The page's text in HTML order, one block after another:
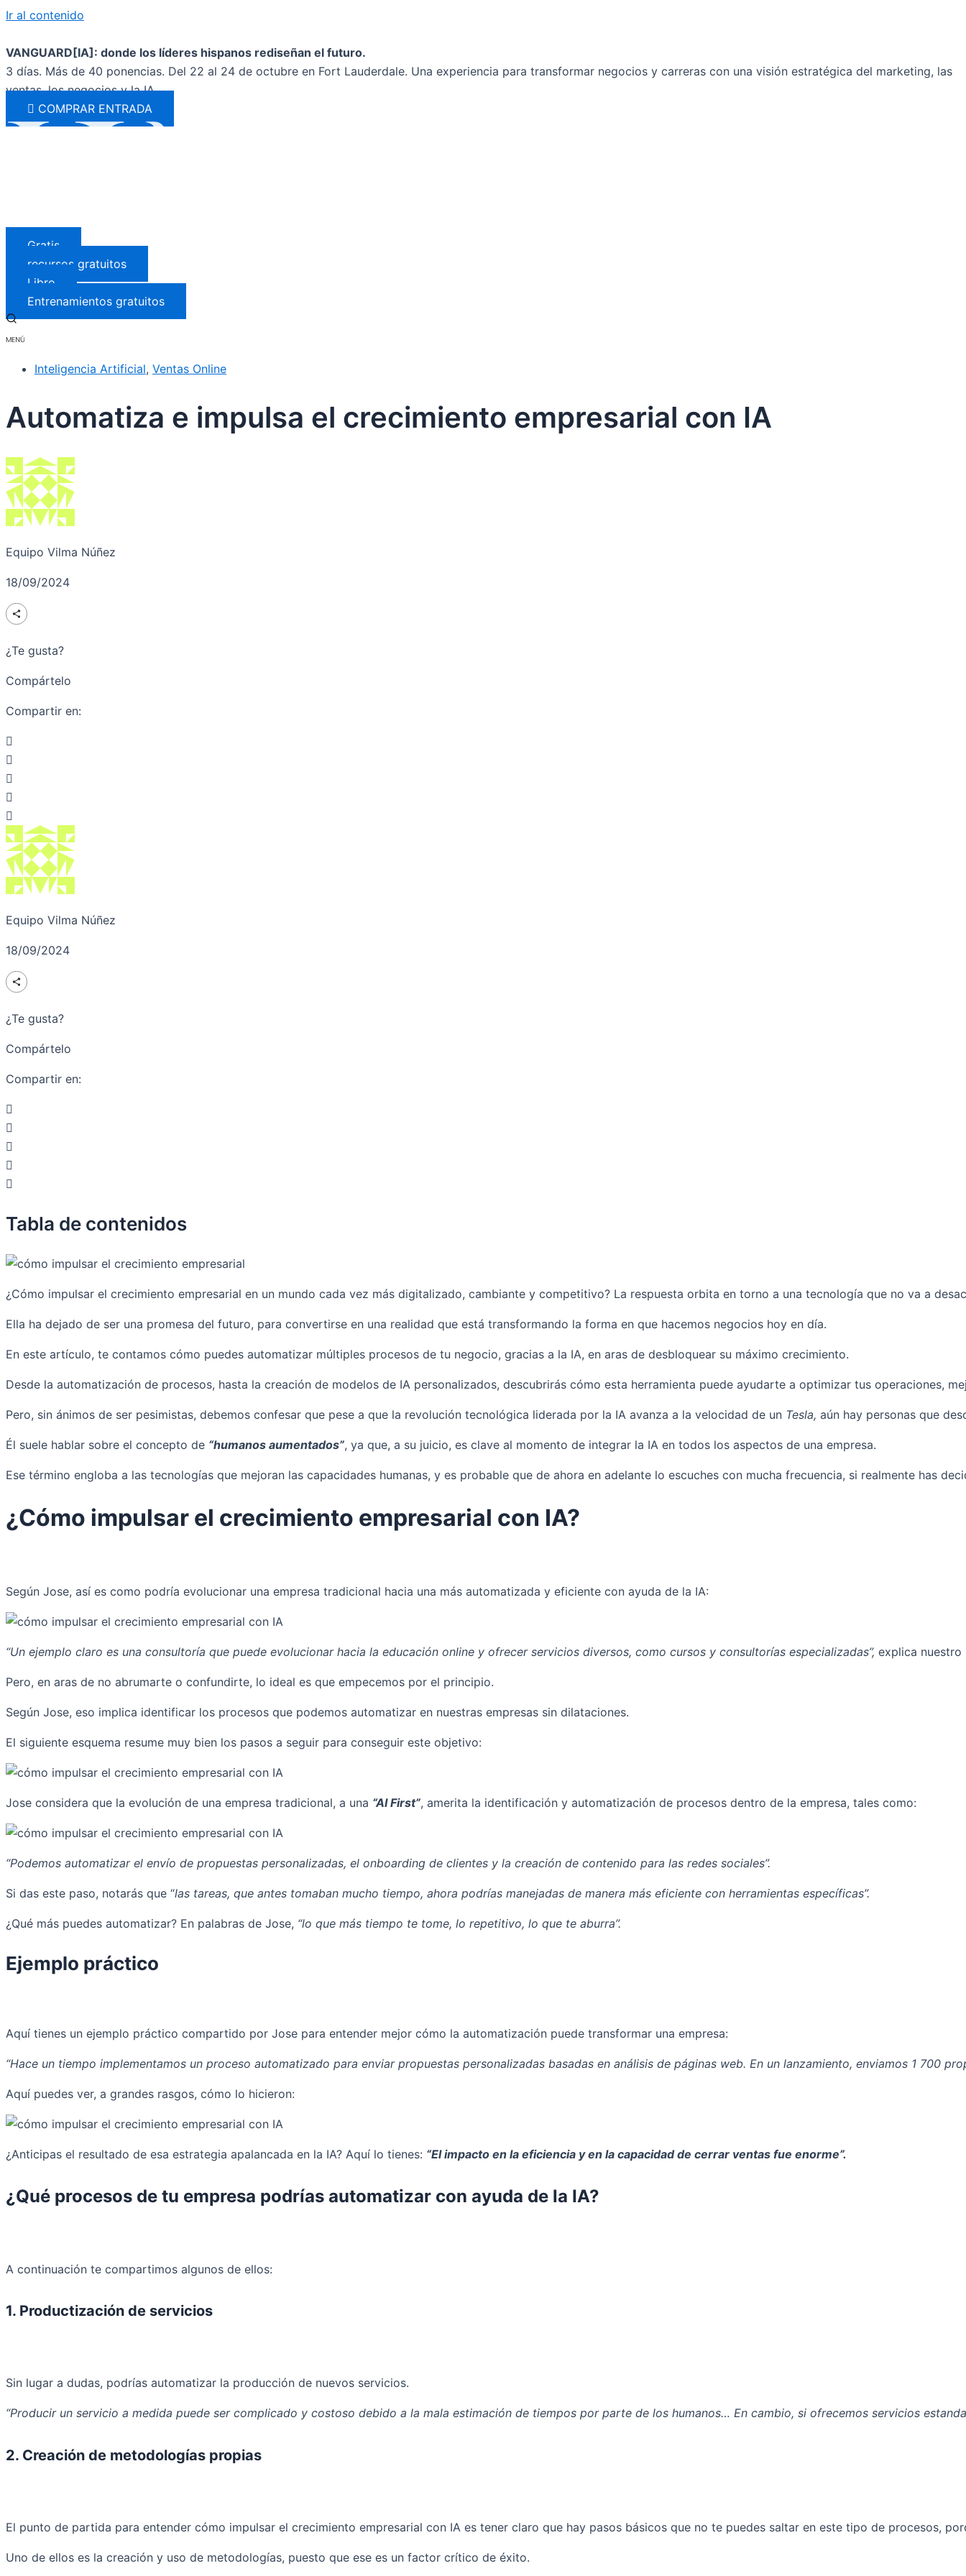
Ir al contenido
VANGUARD[IA]: donde los líderes hispanos rediseñan el futuro.
3 días. Más de 40 ponencias. Del 22 al 24 de octubre en Fort Lauderdale. Una experiencia para transformar negocios y carreras con una visión estratégica del marketing, las
ventas, los negocios y la IA.
COMPRAR ENTRADA
Gratis
recursos gratuitos
Libro
Entrenamientos gratuitos
Inteligencia Artificial, Ventas Online
Automatiza e impulsa el crecimiento empresarial con IA
Equipo Vilma Núñez
18/09/2024
¿Te gusta?
Compártelo
Compartir en:
Equipo Vilma Núñez
18/09/2024
¿Te gusta?
Compártelo
Compartir en:
Tabla de contenidos
¿Cómo impulsar el crecimiento empresarial en un mundo cada vez más digitalizado, cambiante y competitivo? La respuesta orbita en torno a una tecnología que no va a
Ella ha dejado de ser una promesa del futuro, para convertirse en una realidad que está transformando la forma en que hacemos negocios hoy en día.
En este artículo, te contamos cómo puedes automatizar múltiples procesos de tu negocio, gracias a la IA, en aras de desbloquear su máximo crecimiento.
Desde la automatización de procesos, hasta la creación de modelos de IA personalizados, descubrirás cómo esta herramienta puede ayudarte a optimizar tus operaciones,
Pero, sin ánimos de ser pesimistas, debemos confesar que pese a que la revolución tecnológica liderada por la IA avanza a la velocidad de un Tesla, aún hay personas que
Él suele hablar sobre el concepto de “humanos aumentados”, ya que, a su juicio, es clave al momento de integrar la IA en todos los aspectos de una empresa.
Ese término engloba a las tecnologías que mejoran las capacidades humanas, y es probable que de ahora en adelante lo escuches con mucha frecuencia, si realmente has
¿Cómo impulsar el crecimiento empresarial con IA?
Según Jose, así es como podría evolucionar una empresa tradicional hacia una más automatizada y eficiente con ayuda de la IA:
“Un ejemplo claro es una consultoría que puede evolucionar hacia la educación online y ofrecer servicios diversos, como cursos y consultorías especializadas”, explica nuestro
Pero, en aras de no abrumarte o confundirte, lo ideal es que empecemos por el principio.
Según Jose, eso implica identificar los procesos que podemos automatizar en nuestras empresas sin dilataciones.
El siguiente esquema resume muy bien los pasos a seguir para conseguir este objetivo:
Jose considera que la evolución de una empresa tradicional, a una “AI First”, amerita la identificación y automatización de procesos dentro de la empresa, tales como:
“Podemos automatizar el envío de propuestas personalizadas, el onboarding de clientes y la creación de contenido para las redes sociales”.
Si das este paso, notarás que “las tareas, que antes tomaban mucho tiempo, ahora podrías manejadas de manera más eficiente con herramientas específicas”.
¿Qué más puedes automatizar? En palabras de Jose, “lo que más tiempo te tome, lo repetitivo, lo que te aburra”.
Ejemplo práctico
Aquí tienes un ejemplo práctico compartido por Jose para entender mejor cómo la automatización puede transformar una empresa:
“Hace un tiempo implementamos un proceso automatizado para enviar propuestas personalizadas basadas en análisis de páginas web. En un lanzamiento, enviamos 1 700
Aquí puedes ver, a grandes rasgos, cómo lo hicieron:
¿Anticipas el resultado de esa estrategia apalancada en la IA? Aquí lo tienes: “El impacto en la eficiencia y en la capacidad de cerrar ventas fue enorme”.
¿Qué procesos de tu empresa podrías automatizar con ayuda de la IA?
A continuación te compartimos algunos de ellos:
1. Productización de servicios
Sin lugar a dudas, podrías automatizar la producción de nuevos servicios.
“Producir un servicio a medida puede ser complicado y costoso debido a la mala estimación de tiempos por parte de los humanos… En cambio, si ofrecemos servicios
2. Creación de metodologías propias
El punto de partida para entender cómo impulsar el crecimiento empresarial con IA es tener claro que hay pasos básicos que no te puedes saltar en este tipo de procesos,
Uno de ellos es la creación y uso de metodologías, puesto que ese es un factor crítico de éxito.